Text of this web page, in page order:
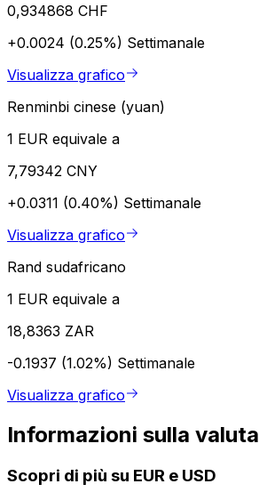
0,934868 CHF
+0.0024 (0.25%) Settimanale
Visualizza grafico
Renminbi cinese (yuan)
1 EUR equivale a
7,79342 CNY
+0.0311 (0.40%) Settimanale
Visualizza grafico
Rand sudafricano
1 EUR equivale a
18,8363 ZAR
-0.1937 (1.02%) Settimanale
Visualizza grafico
Informazioni sulla valuta
Scopri di più su EUR e USD